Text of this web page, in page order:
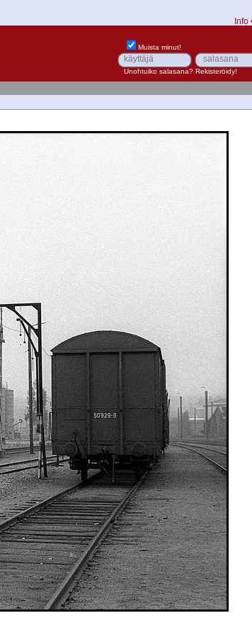
Info
Muista minut!
Unohtuiko salasana? Rekisteröidy!